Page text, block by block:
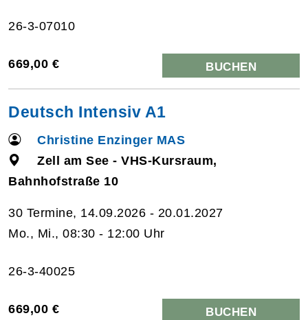
26-3-07010
669,00 € BUCHEN
Deutsch Intensiv A1
Christine Enzinger MAS
Zell am See - VHS-Kursraum,
Bahnhofstraße 10
30 Termine, 14.09.2026 - 20.01.2027
Mo., Mi., 08:30 - 12:00 Uhr
26-3-40025
669,00 € BUCHEN